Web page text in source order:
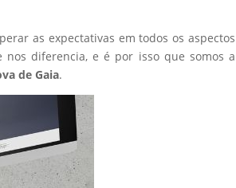
as expectativas em todos os aspectos
nos diferencia, e é por isso que somos a
de Gaia.